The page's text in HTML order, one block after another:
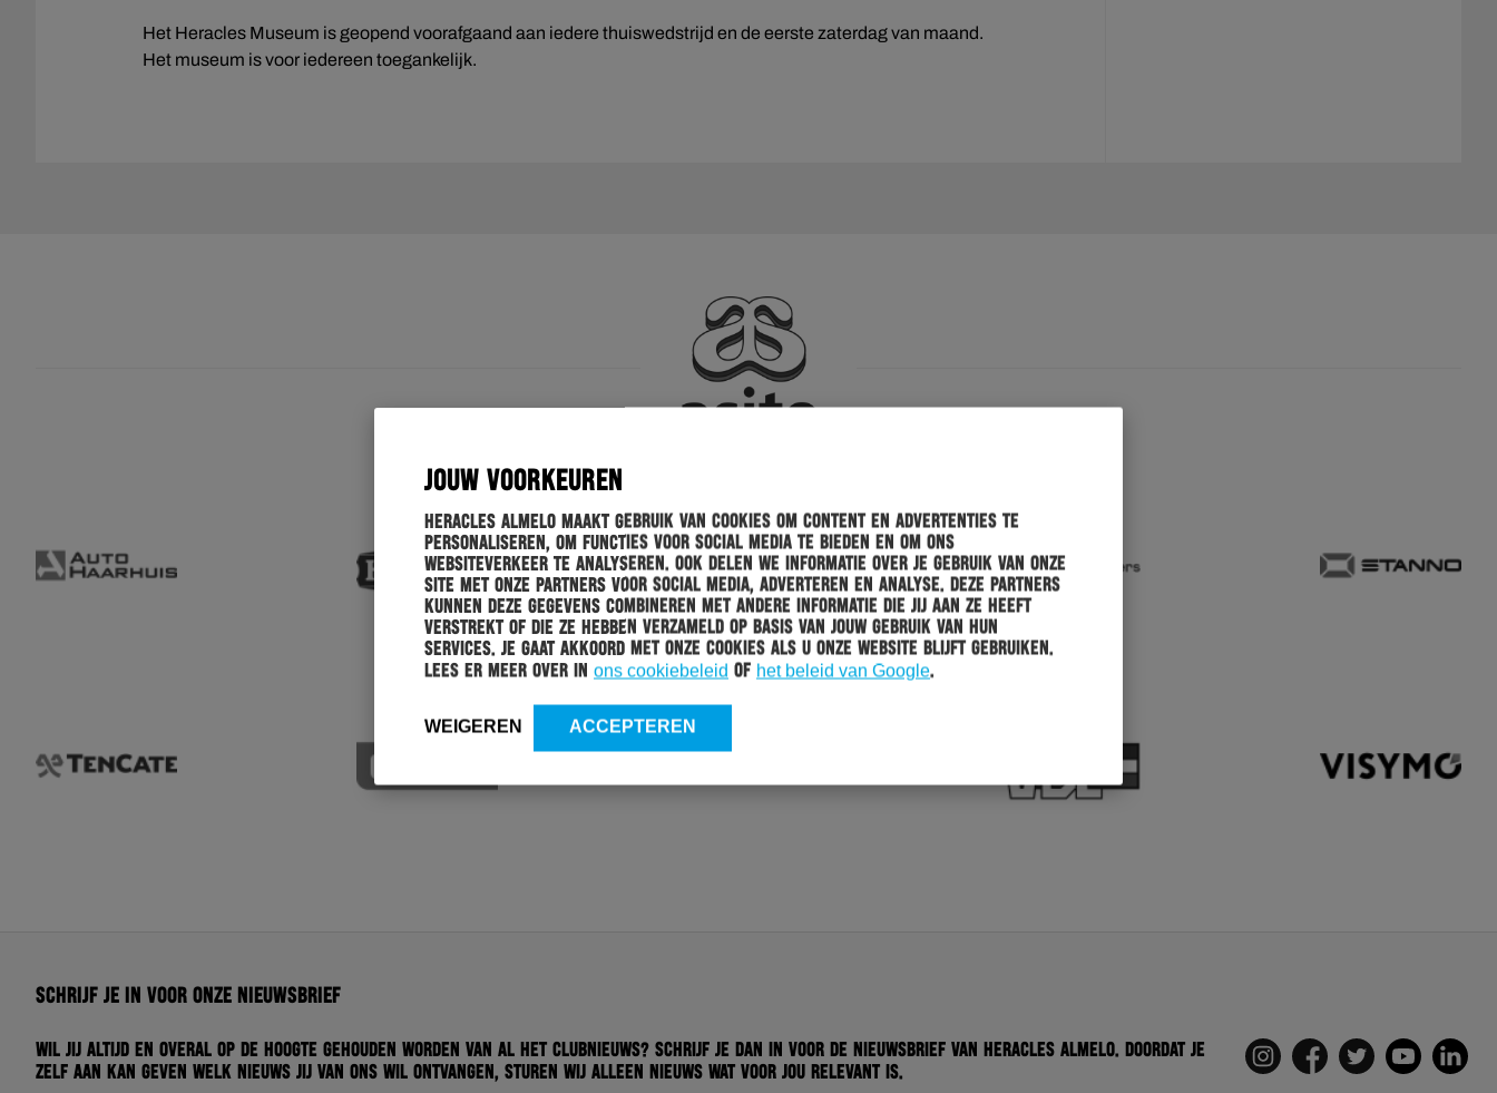
JOUW VOORKEUREN
Heracles Almelo maakt gebruik van cookies om content en advertenties te
personaliseren, om functies voor social media te bieden en om ons
websiteverkeer te analyseren. Ook delen we informatie over je gebruik van onze
site met onze partners voor social media, adverteren en analyse. Deze partners
kunnen deze gegevens combineren met andere informatie die jij aan ze heeft
verstrekt of die ze hebben verzameld op basis van jouw gebruik van hun
services. Je gaat akkoord met onze cookies als u onze website blijft gebruiken.
Lees er meer over in ons cookiebeleid of het beleid van Google.
WEIGEREN ACCEPTEREN
Het Heracles Museum is geopend voorafgaand aan iedere thuiswedstrijd en de eerste zaterdag van maand.
Het museum is voor iedereen toegankelijk.
Schrijf je in voor onze nieuwsbrief
Wil jij altijd en overal op de hoogte gehouden worden van al het clubnieuws? Schrijf je dan in voor de nieuwsbrief van Heracles Almelo. Doordat je
zelf aan kan geven welk nieuws jij van ons wil ontvangen, sturen wij alleen nieuws wat voor jou relevant is.